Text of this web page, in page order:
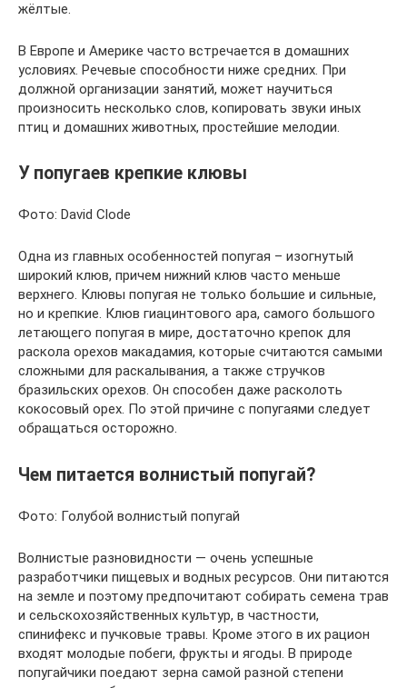
жёлтые.
В Европе и Америке часто встречается в домашних
условиях. Речевые способности ниже средних. При
должной организации занятий, может научиться
произносить несколько слов, копировать звуки иных
птиц и домашних животных, простейшие мелодии.
У попугаев крепкие клювы
Фото: David Clode
Одна из главных особенностей попугая – изогнутый
широкий клюв, причем нижний клюв часто меньше
верхнего. Клювы попугая не только большие и сильные,
но и крепкие. Клюв гиацинтового ара, самого большого
летающего попугая в мире, достаточно крепок для
раскола орехов макадамия, которые считаются самыми
сложными для раскалывания, а также стручков
бразильских орехов. Он способен даже расколоть
кокосовый орех. По этой причине с попугаями следует
обращаться осторожно.
Чем питается волнистый попугай?
Фото: Голубой волнистый попугай
Волнистые разновидности — очень успешные
разработчики пищевых и водных ресурсов. Они питаются
на земле и поэтому предпочитают собирать семена трав
и сельскохозяйственных культур, в частности,
спинифекс и пучковые травы. Кроме этого в их рацион
входят молодые побеги, фрукты и ягоды. В природе
попугайчики поедают зерна самой разной степени